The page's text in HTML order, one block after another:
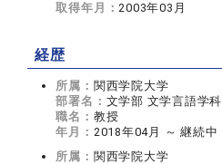
取得年月：2003年03月
経歴
所属： 関西学院大学
部署名： 文学部 文学言語学科
職名： 教授
年月： 2018年04月 ～ 継続中
所属： 関西学院大学